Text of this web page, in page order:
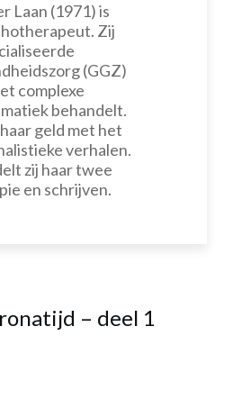
Laan (1971) is
Zij
(GGZ)
complexe
behandelt.
geld met het
verhalen.
zij haar twee
en schrijven.
– deel 1